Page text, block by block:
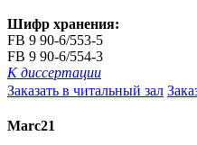
Шифр хранения:
FB 9 90-6/553-5
FB 9 90-6/554-3
К диссертации
Заказать в читальный зал
Marc21